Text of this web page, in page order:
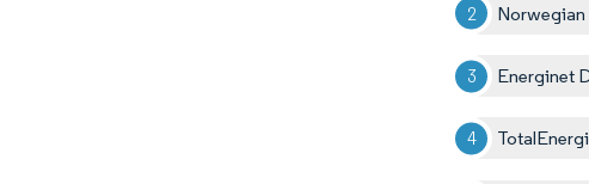
Norwegian
Energinet